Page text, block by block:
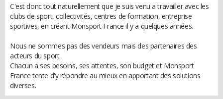
C'est donc tout naturellement que je suis venu a travailler avec les
clubs de sport, collectivités, centres de formation, entreprise
sportives, en créant Monsport France il y a quelques années.
Nous ne sommes pas des vendeurs mais des partenaires des
acteurs du sport.
Chacun a ses besoins, ses attentes, son budget et Monsport
France tente d'y répondre au mieux en apportant des solutions
diverses.